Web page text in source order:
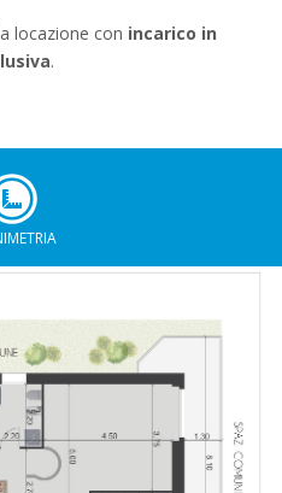
locazione con incarico in
.